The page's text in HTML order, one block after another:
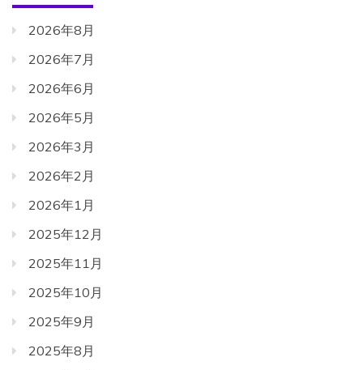
2026年8月
2026年7月
2026年6月
2026年5月
2026年3月
2026年2月
2026年1月
2025年12月
2025年11月
2025年10月
2025年9月
2025年8月